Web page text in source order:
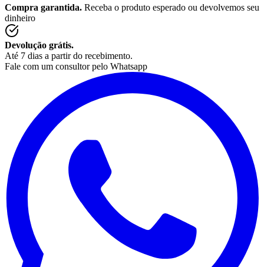
Compra garantida. Receba o produto esperado ou devolvemos seu
dinheiro
Devolução grátis.
Até 7 dias a partir do recebimento.
Fale com um consultor pelo Whatsapp